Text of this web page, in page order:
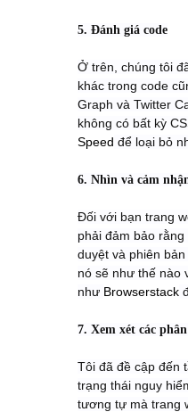
5. Đánh giá code
Ở trên, chúng tôi
khác trong code
Graph và Twitter
không có bất kỳ
Speed để loại bỏ
6. Nhìn và cảm
Đối với bạn trang
phải đảm bảo
duyệt và phiên
nó sẽ như thế nào
như Browserstack
7. Xem xét các
Tôi đã đề cập đến
trạng thái nguy
tương tự mà trang